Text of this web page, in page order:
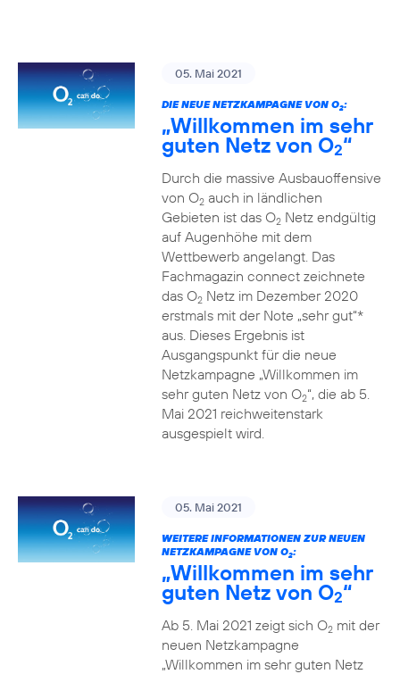
05. Mai 2021
DIE NEUE NETZKAMPAGNE VON O2:
„Willkommen im sehr
guten Netz von O2“
Durch die massive Ausbauoffensive
von O2auch in ländlichen
Gebieten ist das O2Netz endgültig
auf Augenhöhe mit dem
Wettbewerb angelangt. Das
Fachmagazin connect zeichnete
das O2Netz im Dezember 2020
erstmals mit der Note „sehr gut“*
aus. Dieses Ergebnis ist
Ausgangspunkt für die neue
Netzkampagne „Willkommen im
sehr guten Netz von O2“, die ab 5.
Mai 2021 reichweitenstark
ausgespielt wird.
05. Mai 2021
WEITERE INFORMATIONEN ZUR NEUEN
NETZKAMPAGNE VON O2:
„Willkommen im sehr
guten Netz von O2“
Ab 5. Mai 2021 zeigt sich O2mit der
neuen Netzkampagne
„Willkommen im sehr guten Netz